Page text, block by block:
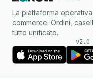
La piattaforma
commerce. Ordini,
tutto unificato.
v2.0